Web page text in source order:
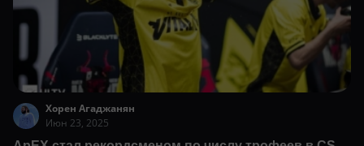
Хорен Агаджанян
Июн 23, 2025